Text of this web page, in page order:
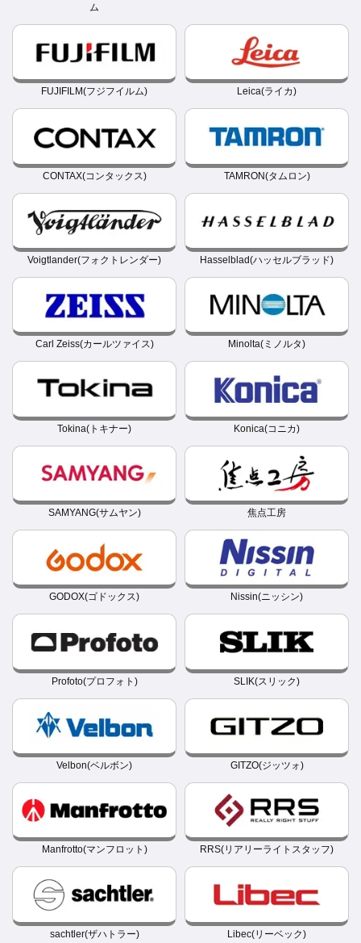
ム
FUJIFILM(フジフイルム) Leica(ライカ)
CONTAX(コンタックス) TAMRON(タムロン)
Voigtlander(フォクトレンダー) Hasselblad(ハッセルブラッド)
Carl Zeiss(カールツァイス) Minolta(ミノルタ)
Tokina(トキナー) Konica(コニカ)
SAMYANG(サムヤン) 焦点工房
GODOX(ゴドックス) Nissin(ニッシン)
Profoto(プロフォト) SLIK(スリック)
Velbon(ベルボン) GITZO(ジッツォ)
Manfrotto(マンフロット) RRS(リアリーライトスタッフ)
sachtler(ザハトラー) Libec(リーベック)